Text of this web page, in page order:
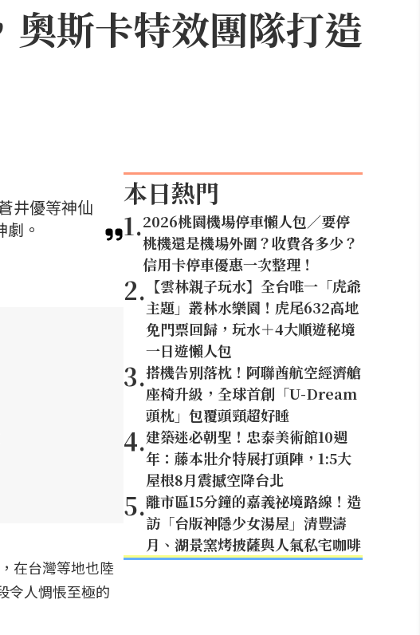
斯卡特效團隊打造
井優等神仙
。
在台灣等地也陸
令人惆悵至極的
本日熱門
1.2026桃園機場停車懶人包／要停
桃機還是機場外圍？收費各多少？
信用卡停車優惠一次整理！
2. 【雲林親子玩水】全台唯一「虎爺
主題」叢林水樂園！虎尾632高地
免門票回歸，玩水＋4大順遊秘境
一日遊懶人包
3.搭機告別落枕！阿聯酋航空經濟艙
座椅升級，全球首創「U-Dream
頭枕」包覆頭頸超好睡
4.建築迷必朝聖！忠泰美術館10週
年：藤本壯介特展打頭陣，1:5大
屋根8月震撼空降台北
5.離市區15分鐘的嘉義祕境路線！造
訪「台版神隱少女湯屋」清豐濤
月、湖景窯烤披薩與人氣私宅咖啡